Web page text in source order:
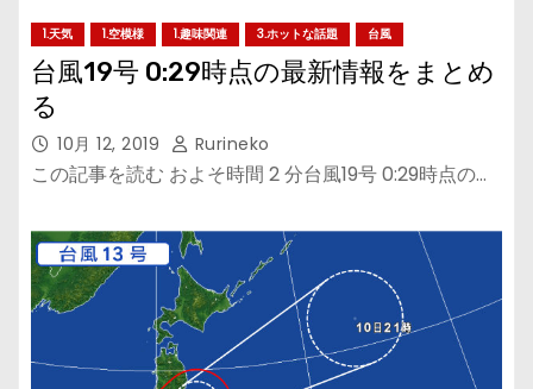
1.天気 1.空模様 1.趣味関連 3.ホットな話題 台風
台風19号 0:29時点の最新情報をまとめ
る
10月 12, 2019 Rurineko
この記事を読む およそ時間 2 分台風19号 0:29時点の…